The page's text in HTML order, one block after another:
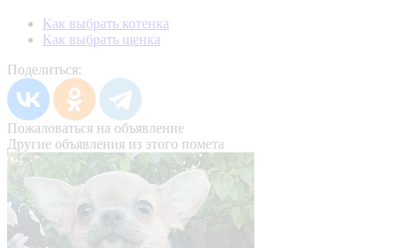
Как выбрать котенка
Как выбрать щенка
Поделиться:
Пожаловаться на объявление
Другие объявления из этого помета